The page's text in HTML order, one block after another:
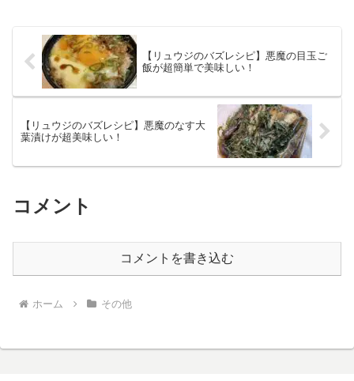
【リュウジのバズレシピ】悪魔の目玉ご
飯が超簡単で美味しい！
【リュウジのバズレシピ】悪魔のなす大
葉漬けが超美味しい！
コメント
コメントを書き込む
ホーム その他